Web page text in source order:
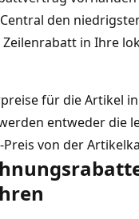
den
in Ihre
für die Artikel
entweder die
Preis von der